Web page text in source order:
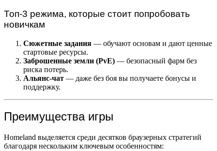
Топ-3 режима, которые стоит попробовать
новичкам
Сюжетные задания — обучают основам и дают ценные
стартовые ресурсы.
Заброшенные земли (PvE) — безопасный фарм без
риска потерь.
Альянс-чат — даже без боя вы получаете бонусы и
поддержку.
Преимущества игры
Homeland выделяется среди десятков браузерных стратегий
благодаря нескольким ключевым особенностям: